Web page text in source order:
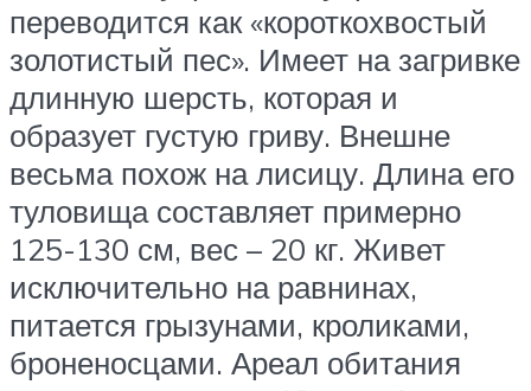
переводится как «короткохвостый
золотистый пес». Имеет на загривке
длинную шерсть, которая и
образует густую гриву. Внешне
весьма похож на лисицу. Длина его
туловища составляет примерно
125-130 см, вес – 20 кг. Живет
исключительно на равнинах,
питается грызунами, кроликами,
броненосцами. Ареал обитания